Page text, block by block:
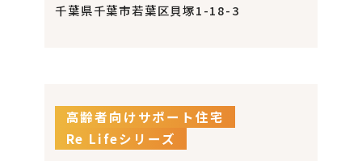
千葉県千葉市若葉区貝塚1-18-3
高齢者向けサポート住宅
Re Lifeシリーズ